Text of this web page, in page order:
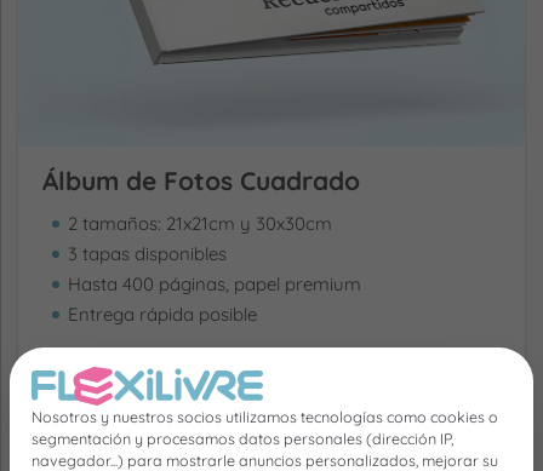
Álbum de Fotos Cuadrado
2 tamaños: 21x21cm y 30x30cm
3 tapas disponibles
Hasta 400 páginas, papel premium
Entrega rápida posible
504 Opiniones
Nosotros y nuestros socios utilizamos tecnologías como cookies o
segmentación y procesamos datos personales (dirección IP,
navegador...) para mostrarle anuncios personalizados, mejorar su